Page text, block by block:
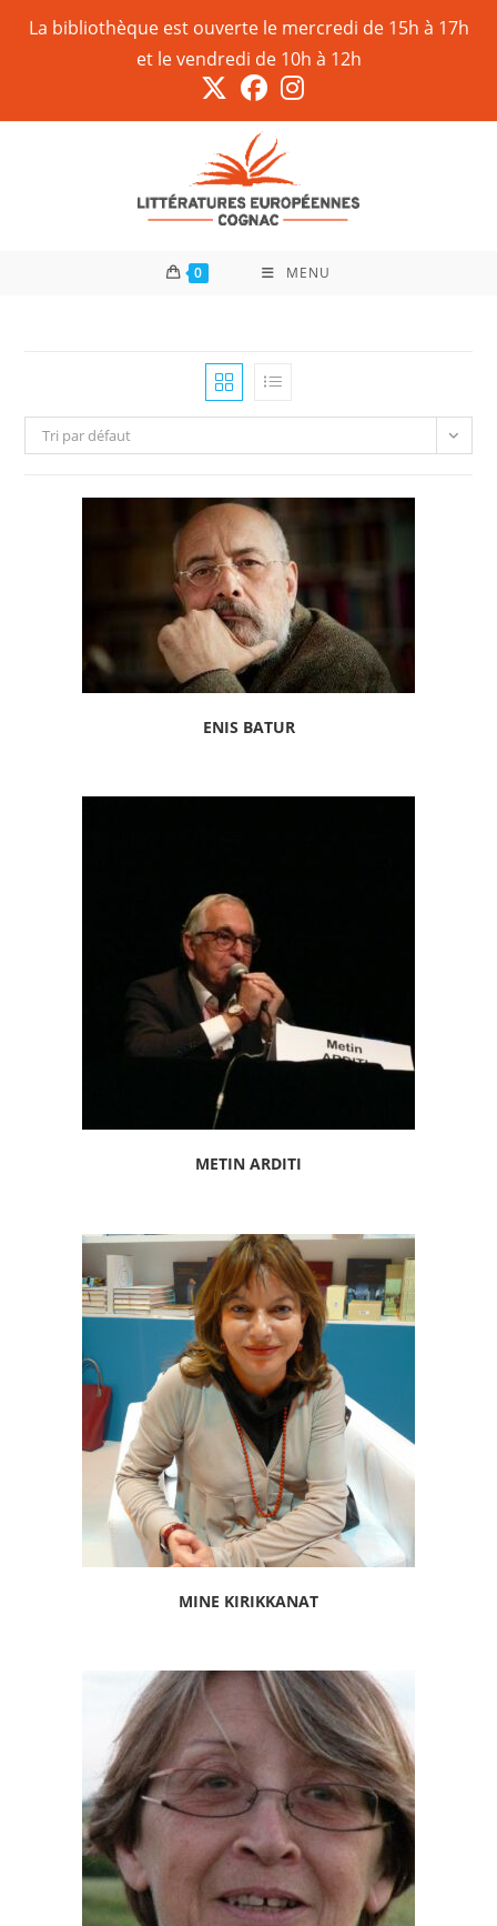
La bibliothèque est ouverte le mercredi de 15h à 17h
et le vendredi de 10h à 12h
0 MENU
Tri par défaut
ENIS BATUR
METIN ARDITI
MINE KIRIKKANAT